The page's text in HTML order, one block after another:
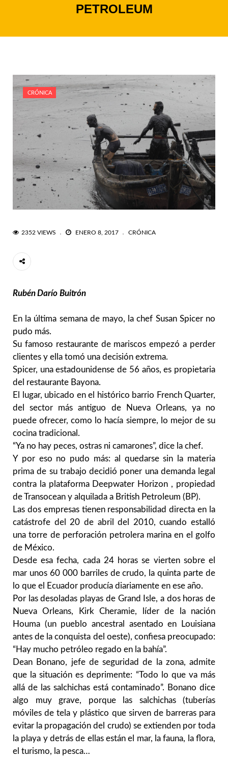
PETROLEUM
CRÓNICA
2352 VIEWS ENERO 8, 2017 CRÓNICA
Rubén Darío Buitrón
En la última semana de mayo, la chef Susan Spicer no
pudo más.
Su famoso restaurante de mariscos empezó a perder
clientes y ella tomó una decisión extrema.
Spicer, una estadounidense de 56 años, es propietaria
del restaurante Bayona.
El lugar, ubicado en el histórico barrio French Quarter,
del sector más antiguo de Nueva Orleans, ya no
puede ofrecer, como lo hacía siempre, lo mejor de su
cocina tradicional.
“Ya no hay peces, ostras ni camarones”, dice la chef.
Y por eso no pudo más: al quedarse sin la materia
prima de su trabajo decidió poner una demanda legal
contra la plataforma Deepwater Horizon , propiedad
de Transocean y alquilada a British Petroleum (BP).
Las dos empresas tienen responsabilidad directa en la
catástrofe del 20 de abril del 2010, cuando estalló
una torre de perforación petrolera marina en el golfo
de México.
Desde esa fecha, cada 24 horas se vierten sobre el
mar unos 60 000 barriles de crudo, la quinta parte de
lo que el Ecuador producía diariamente en ese año.
Por las desoladas playas de Grand Isle, a dos horas de
Nueva Orleans, Kirk Cheramie, líder de la nación
Houma (un pueblo ancestral asentado en Louisiana
antes de la conquista del oeste), confiesa preocupado:
“Hay mucho petróleo regado en la bahía”.
Dean Bonano, jefe de seguridad de la zona, admite
que la situación es deprimente: “Todo lo que va más
allá de las salchichas está contaminado”. Bonano dice
algo muy grave, porque las salchichas (tuberías
móviles de tela y plástico que sirven de barreras para
evitar la propagación del crudo) se extienden por toda
la playa y detrás de ellas están el mar, la fauna, la flora,
el turismo, la pesca…